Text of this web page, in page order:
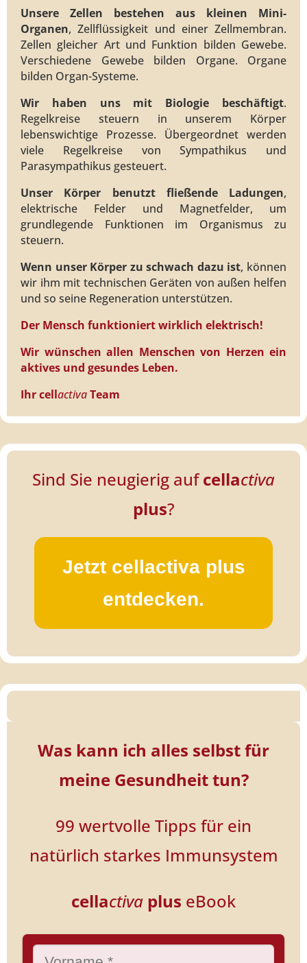
Unsere Zellen bestehen aus kleinen Mini-
Organen, Zellflüssigkeit und einer Zellmembran.
Zellen gleicher Art und Funktion bilden Gewebe.
Verschiedene Gewebe bilden Organe. Organe
bilden Organ-Systeme.
Wir haben uns mit Biologie beschäftigt.
Regelkreise steuern in unserem Körper
lebenswichtige Prozesse. Übergeordnet werden
viele Regelkreise von Sympathikus und
Parasympathikus gesteuert.
Unser Körper benutzt fließende Ladungen,
elektrische Felder und Magnetfelder, um
grundlegende Funktionen im Organismus zu
steuern.
Wenn unser Körper zu schwach dazu ist, können
wir ihm mit technischen Geräten von außen helfen
und so seine Regeneration unterstützen.
Der Mensch funktioniert wirklich elektrisch!
Wir wünschen allen Menschen von Herzen ein
aktives und gesundes Leben.
Ihr cellactivaTeam
Sind Sie neugierig aufcellactiva
plus?
Jetzt cellactiva plus
entdecken.
Was kann ich alles selbst für
meine Gesundheit tun?
99 wertvolle Tipps für ein
natürlich starkes Immunsystem
cellactiva plus eBook